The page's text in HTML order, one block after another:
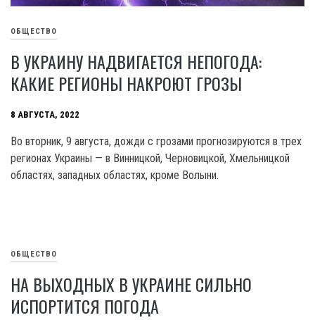
ОБЩЕСТВО
В УКРАИНУ НАДВИГАЕТСЯ НЕПОГОДА:
КАКИЕ РЕГИОНЫ НАКРОЮТ ГРОЗЫ
8 АВГУСТА, 2022
Во вторник, 9 августа, дожди с грозами прогнозируются в трех
регионах Украины — в Винницкой, Черновицкой, Хмельницкой
областях, западных областях, кроме Волыни.
ОБЩЕСТВО
НА ВЫХОДНЫХ В УКРАИНЕ СИЛЬНО
ИСПОРТИТСЯ ПОГОДА